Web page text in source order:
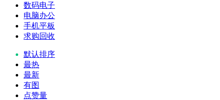
数码电子
电脑办公
手机平板
求购回收
默认排序
最热
最新
有图
点赞量